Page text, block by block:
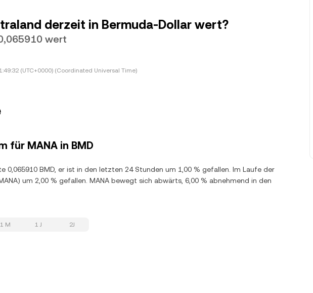
derzeit in Bermuda-Dollar wert?
wert
(UTC+0000) (Coordinated Universal Time)
für MANA in BMD
0,065910 BMD, er ist in den letzten 24 Stunden um 1,00 % gefallen. Im Laufe der
um 2,00 % gefallen. MANA bewegt sich abwärts, 6,00 % abnehmend in den
1 M 1 J 2J